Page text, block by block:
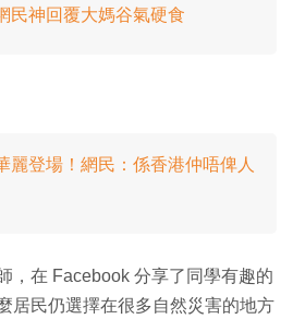
民神回覆大媽谷氣硬食
麗登場！網民：係香港仲唔俾人
，在 Facebook 分享了同學有趣的
居民仍選擇在很多自然災害的地方